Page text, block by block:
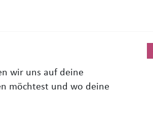
wir uns auf deine
möchtest und wo deine